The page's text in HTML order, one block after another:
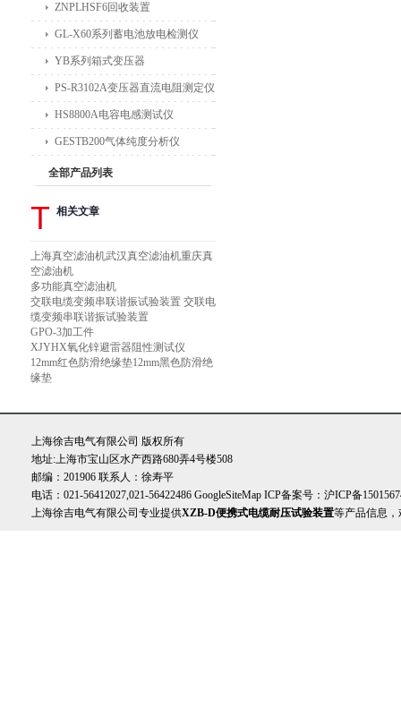
ZNPLHSF6回收装置
GL-X60系列蓄电池放电检测仪
YB系列箱式变压器
PS-R3102A变压器直流电阻测定仪
HS8800A电容电感测试仪
GESTB200气体纯度分析仪
全部产品列表
T 相关文章
上海真空滤油机武汉真空滤油机重庆真
空滤油机
多功能真空滤油机
交联电缆变频串联谐振试验装置 交联电
缆变频串联谐振试验装置
GPO-3加工件
XJYHX氧化锌避雷器阻性测试仪
12mm红色防滑绝缘垫12mm黑色防滑绝
缘垫
上海徐吉电气有限公司 版权所有
地址:上海市宝山区水产西路680弄4号楼508
邮编：201906 联系人：徐寿平
电话：021-56412027,021-56422486 GoogleSiteMap ICP备案号： 沪ICP备
上海徐吉电气有限公司专业提供XZB-D便携式电缆耐压试验装置等产品信息